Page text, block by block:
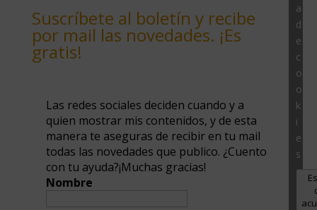
a
d
e
c
o
o
k
i
e
s
Suscríbete al boletín y recibe
por mail las novedades. ¡Es
gratis!
Las redes sociales deciden cuando y a
quien mostrar mis contenidos, y de esta
manera te aseguras de recibir en tu mail
todas las novedades que publico. ¿Cuento
con tu ayuda?¡Muchas gracias!
Nombre